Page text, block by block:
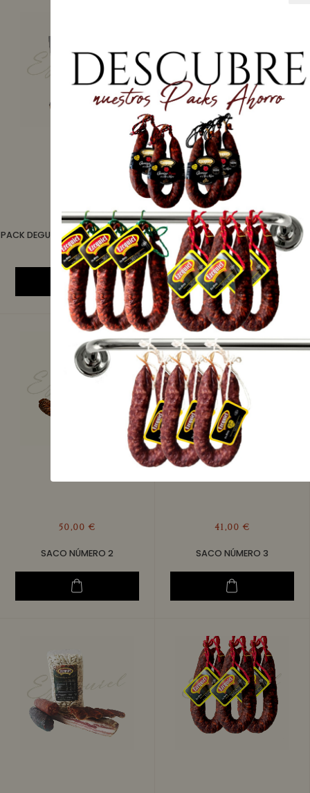
67,50 €
PACK DEGUSTACIÓN CONSERVAS Y
EMBUTIDO
35,95 €
SACO NÚMERO 1
50,00 €
SACO NÚMERO 2
41,00 €
SACO NÚMERO 3